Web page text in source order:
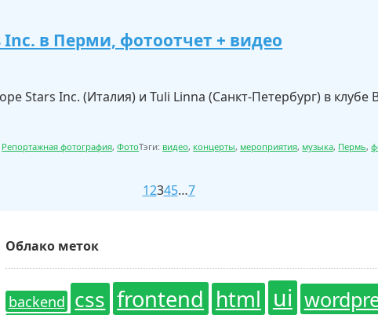
Inc. в Перми, фотоотчет + видео
Stars Inc. (Италия) и Tuli Linna (Санкт-Петербург) в клубе
Репортажная фотография,ФотоТэги: видео, концерты, мероприятия, музыка, Пермь,
12345…7
Облако меток
backend css frontend html ui